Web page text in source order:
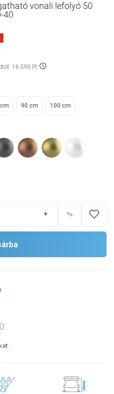
vonali lefolyó 50
40
16 590 Ft
90 cm 100 cm
+ favorite_border